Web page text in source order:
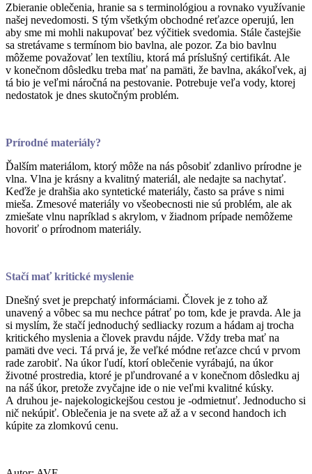
Zbieranie oblečenia, hranie sa s terminológiou a rovnako využívanie
našej nevedomosti. S tým všetkým obchodné reťazce operujú, len
aby sme mi mohli nakupovať bez výčitiek svedomia. Stále častejšie
sa stretávame s termínom bio bavlna, ale pozor. Za bio bavlnu
môžeme považovať len textíliu, ktorá má príslušný certifikát. Ale
v konečnom dôsledku treba mať na pamäti, že bavlna, akákoľvek, aj
tá bio je veľmi náročná na pestovanie. Potrebuje veľa vody, ktorej
nedostatok je dnes skutočným problém.
Prírodné materiály?
Ďalším materiálom, ktorý môže na nás pôsobiť zdanlivo prírodne je
vlna. Vlna je krásny a kvalitný materiál, ale nedajte sa nachytať.
Keďže je drahšia ako syntetické materiály, často sa práve s nimi
mieša. Zmesové materiály vo všeobecnosti nie sú problém, ale ak
zmiešate vlnu napríklad s akrylom, v žiadnom prípade nemôžeme
hovoriť o prírodnom materiály.
Stačí mať kritické myslenie
Dnešný svet je prepchatý informáciami. Človek je z toho až
unavený a vôbec sa mu nechce pátrať po tom, kde je pravda. Ale ja
si myslím, že stačí jednoduchý sedliacky rozum a hádam aj trocha
kritického myslenia a človek pravdu nájde. Vždy treba mať na
pamäti dve veci. Tá prvá je, že veľké módne reťazce chcú v prvom
rade zarobiť. Na úkor ľudí, ktorí oblečenie vyrábajú, na úkor
životné prostredia, ktoré je pľundrované a v konečnom dôsledku aj
na náš úkor, pretože zvyčajne ide o nie veľmi kvalitné kúsky.
A druhou je- najekologickejšou cestou je -odmietnuť. Jednoducho si
nič nekúpiť. Oblečenia je na svete až až a v second handoch ich
kúpite za zlomkovú cenu.